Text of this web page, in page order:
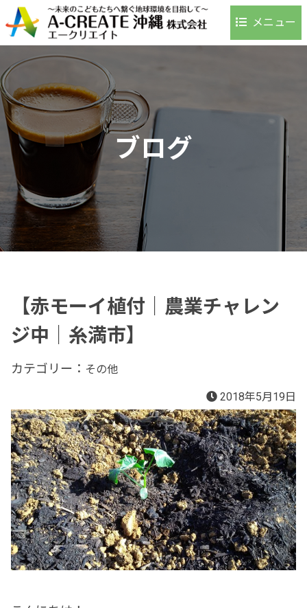
メニュー
ホーム
事業内容
環境への取り組み
事例・実績
お客様の声
よくある質問
会社案内
アクセス
採用情報
お知らせ
ブログ
【赤モーイ植付｜農業チャレン
ジ中｜糸満市】
カテゴリー： その他
2018年5月19日